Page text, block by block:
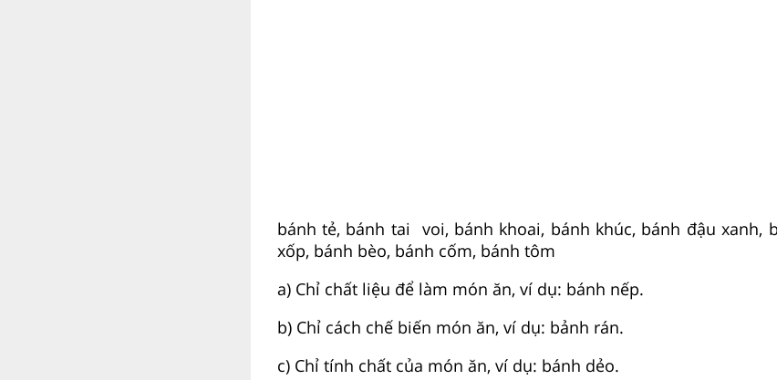
bánh tẻ, bánh tai voi, bánh khoai, bánh khúc, bánh đậu xanh,
xốp, bánh bèo, bánh cốm, bánh tôm
a) Chỉ chất liệu để làm món ăn, ví dụ: bánh nếp.
b) Chỉ cách chế biến món ăn, ví dụ: bảnh rán.
c) Chỉ tính chất của món ăn, ví dụ: bánh dẻo.